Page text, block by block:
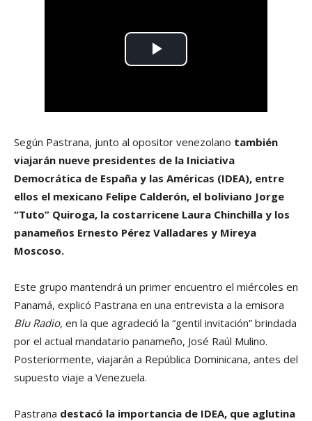
Según Pastrana, junto al opositor venezolano también
viajarán nueve presidentes de la Iniciativa
Democrática de España y las Américas (IDEA), entre
ellos el mexicano Felipe Calderón, el boliviano Jorge
“Tuto” Quiroga, la costarricene Laura Chinchilla y los
panameños Ernesto Pérez Valladares y Mireya
Moscoso.
Este grupo mantendrá un primer encuentro el miércoles en
Panamá, explicó Pastrana en una entrevista a la emisora
Blu Radio, en la que agradeció la “gentil invitación” brindada
por el actual mandatario panameño, José Raúl Mulino.
Posteriormente, viajarán a República Dominicana, antes del
supuesto viaje a Venezuela.
Pastrana destacó la importancia de IDEA, que aglutina